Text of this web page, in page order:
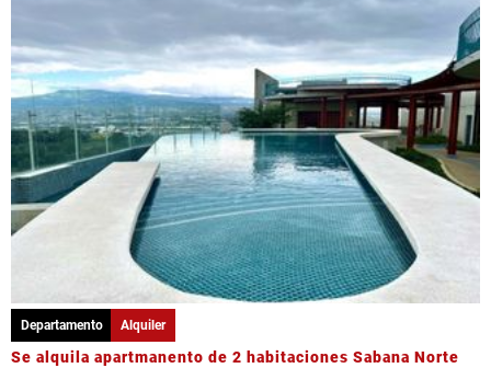
Departamento Alquiler
Se alquila apartmanento de 2 habitaciones Sabana Norte